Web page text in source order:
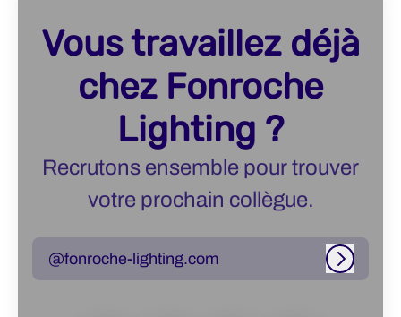
Vous travaillez déjà
chez Fonroche
Lighting ?
Recrutons ensemble pour trouver
votre prochain collègue.
@fonroche-lighting.com